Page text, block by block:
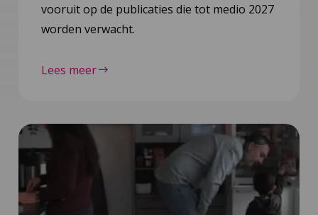
vooruit op de publicaties die tot medio 2027
worden verwacht.
Lees meer